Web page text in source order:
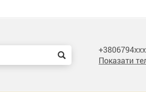
Показати